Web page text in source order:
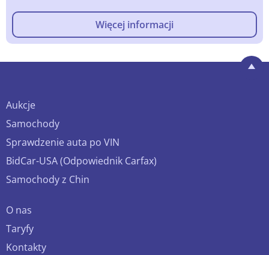
Więcej informacji
Aukcje
Samochody
Sprawdzenie auta po VIN
BidCar-USA (Odpowiednik Carfax)
Samochody z Chin
O nas
Taryfy
Kontakty